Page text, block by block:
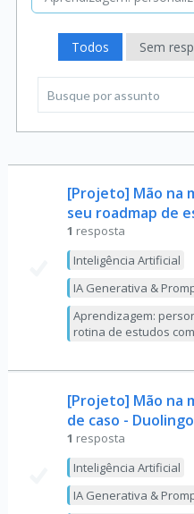
Todos Sem
[Projeto] Mão na
seu roadmap de
1 resposta
Inteligência Artificial
IA Generativa &
Aprendizagem:
rotina de estudos
[Projeto] Mão na
de caso - Duolingo
1 resposta
Inteligência Artificial
IA Generativa &